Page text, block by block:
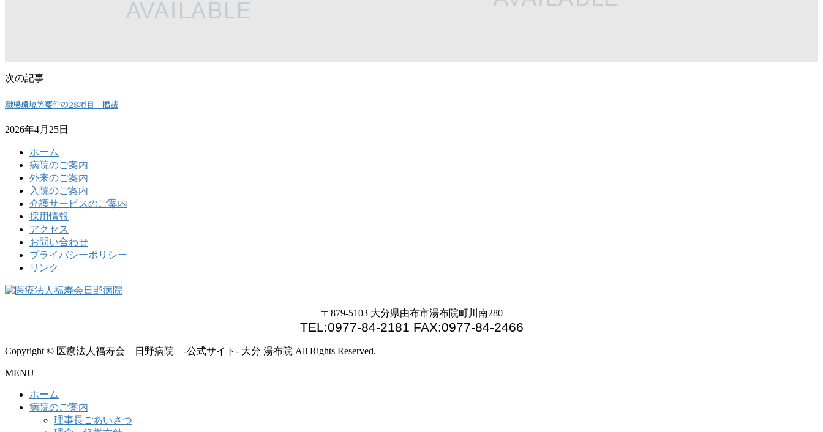
次の記事
職場環境等要件の28項目 掲載
2026年4月25日
ホーム
病院のご案内
外来のご案内
入院のご案内
介護サービスのご案内
採用情報
アクセス
お問い合わせ
プライバシーポリシー
リンク
〒879-5103 大分県由布市湯布院町川南280
TEL:0977-84-2181 FAX:0977-84-2466
Copyright © 医療法人福寿会 日野病院 -公式サイト- 大分 湯布院 All Rights Reserved.
MENU
ホーム
病院のご案内
理事長ごあいさつ